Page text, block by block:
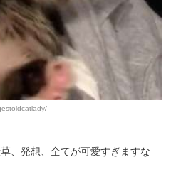
、発想、全てが可愛すぎますな